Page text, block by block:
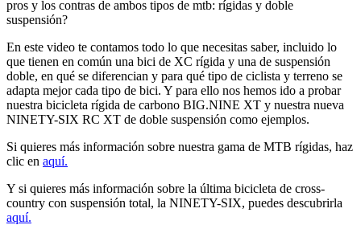
pros y los contras de ambos tipos de mtb: rígidas y doble
suspensión?
En este video te contamos todo lo que necesitas saber, incluido lo
que tienen en común una bici de XC rígida y una de suspensión
doble, en qué se diferencian y para qué tipo de ciclista y terreno se
adapta mejor cada tipo de bici. Y para ello nos hemos ido a probar
nuestra bicicleta rígida de carbono BIG.NINE XT y nuestra nueva
NINETY-SIX RC XT de doble suspensión como ejemplos.
Si quieres más información sobre nuestra gama de MTB rígidas, haz
clic en aquí.
Y si quieres más información sobre la última bicicleta de cross-
country con suspensión total, la NINETY-SIX, puedes descubrirla
aquí.